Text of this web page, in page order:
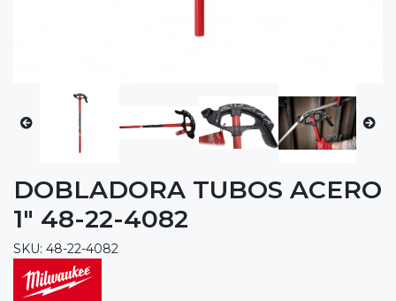
DOBLADORA TUBOS ACERO
1" 48-22-4082
SKU: 48-22-4082